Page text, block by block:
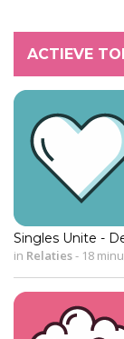
ACTIEVE
Singles Unite -
in Relaties- 18